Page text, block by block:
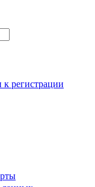
к регистрации